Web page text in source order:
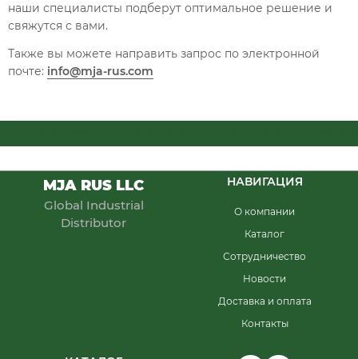
наши специалисты подберут оптимальное решение и
свяжутся с вами.
Также вы можете направить запрос по электронной
почте: info@mja-rus.com
MJA RUS LLC
Global Industrial
Distributor
НАВИГАЦИЯ
О компании
Каталог
Сотрудничество
Новости
Доставка и оплата
Контакты